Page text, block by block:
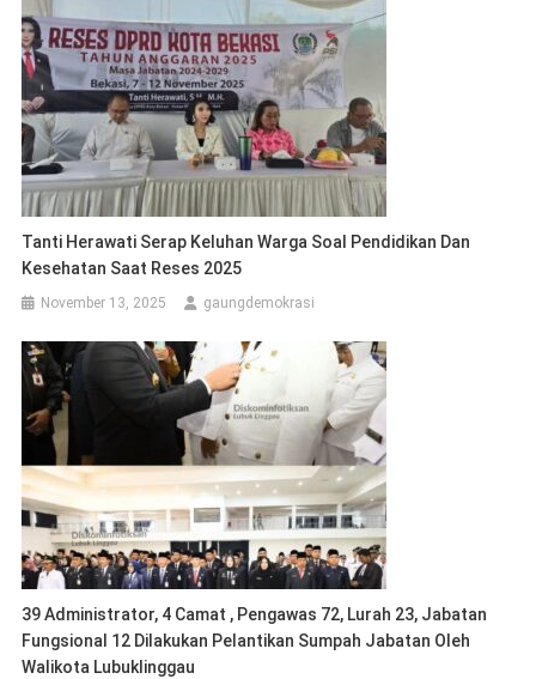
Tanti Herawati Serap Keluhan Warga Soal Pendidikan Dan
Kesehatan Saat Reses 2025
November 13, 2025 gaungdemokrasi
39 Administrator, 4 Camat , Pengawas 72, Lurah 23, Jabatan
Fungsional 12 Dilakukan Pelantikan Sumpah Jabatan Oleh
Walikota Lubuklinggau